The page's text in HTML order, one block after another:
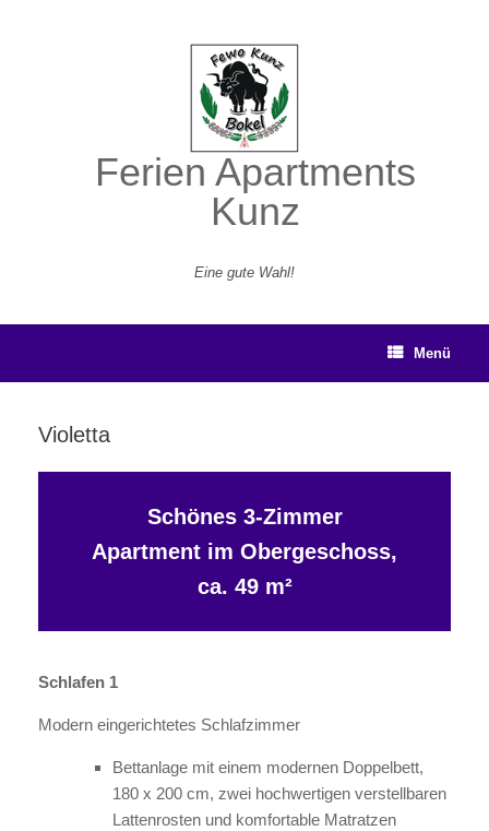
Ferien Apartments
Kunz
Eine gute Wahl!
Menü
Violetta
Schönes 3-Zimmer
Apartment im Obergeschoss,
ca. 49 m²
Schlafen 1
Modern eingerichtetes Schlafzimmer
Bettanlage mit einem modernen Doppelbett,
180 x 200 cm, zwei hochwertigen verstellbaren
Lattenrosten und komfortable Matratzen